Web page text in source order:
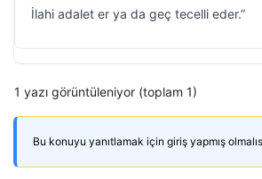
İlahi adalet er ya da geç tecelli eder.”
1 yazı görüntüleniyor (toplam 1)
Bu konuyu yanıtlamak için giriş yapmış